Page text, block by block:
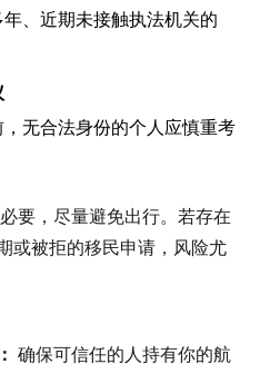
、近期未接触执法机关的
无合法身份的个人应慎重考
要，尽量避免出行。若存在
或被拒的移民申请，风险尤
确保可信任的人持有你的航